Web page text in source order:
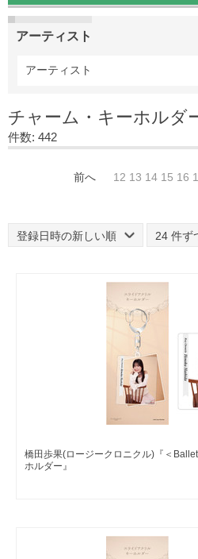
アーティスト
アーティスト
チャーム・キーホルダ
件数: 442
前へ 12 13 14 15 16
登録日時の新しい順 24 件ず
橋田歩果(ロージークロニクル)『＜
ホルダー』